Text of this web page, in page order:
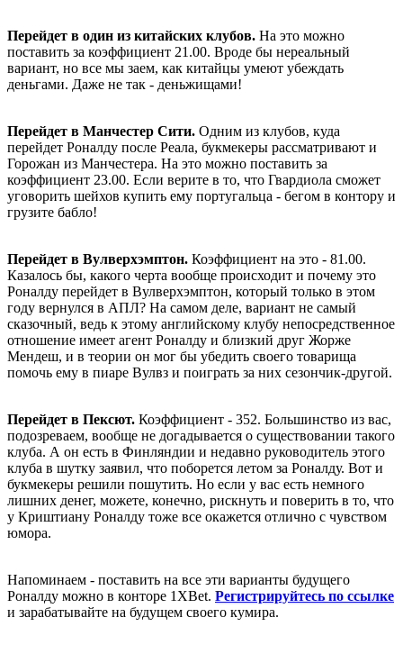
Перейдет в один из китайских клубов. На это можно
поставить за коэффициент 21.00. Вроде бы нереальный
вариант, но все мы заем, как китайцы умеют убеждать
деньгами. Даже не так - деньжищами!
Перейдет в Манчестер Сити. Одним из клубов, куда
перейдет Роналду после Реала, букмекеры рассматривают и
Горожан из Манчестера. На это можно поставить за
коэффициент 23.00. Если верите в то, что Гвардиола сможет
уговорить шейхов купить ему португальца - бегом в контору и
грузите бабло!
Перейдет в Вулверхэмптон. Коэффициент на это - 81.00.
Казалось бы, какого черта вообще происходит и почему это
Роналду перейдет в Вулверхэмптон, который только в этом
году вернулся в АПЛ? На самом деле, вариант не самый
сказочный, ведь к этому английскому клубу непосредственное
отношение имеет агент Роналду и близкий друг Жорже
Мендеш, и в теории он мог бы убедить своего товарища
помочь ему в пиаре Вулвз и поиграть за них сезончик-другой.
Перейдет в Пексют. Коэффициент - 352. Большинство из вас,
подозреваем, вообще не догадывается о существовании такого
клуба. А он есть в Финляндии и недавно руководитель этого
клуба в шутку заявил, что поборется летом за Роналду. Вот и
букмекеры решили пошутить. Но если у вас есть немного
лишних денег, можете, конечно, рискнуть и поверить в то, что
у Криштиану Роналду тоже все окажется отлично с чувством
юмора.
Напоминаем - поставить на все эти варианты будущего
Роналду можно в конторе 1XBet. Регистрируйтесь по ссылке
и зарабатывайте на будущем своего кумира.